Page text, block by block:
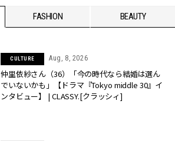
FASHION BEAUTY
CULTURE Aug, 8, 2026
仲里依紗さん（36）「今の時代なら結婚は選ん
でいないかも」【ドラマ『Tokyo middle 30』イ
ンタビュー】 | CLASSY.[クラッシィ]